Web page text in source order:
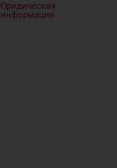
Юридическая
информация